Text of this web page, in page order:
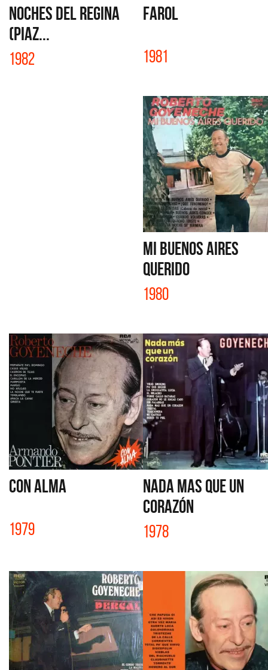
NOCHES DEL REGINA
(PIAZ...
1982
FAROL
1981
MI BUENOS AIRES
QUERIDO
1980
CON ALMA
1979
NADA MAS QUE UN
CORAZÓN
1978